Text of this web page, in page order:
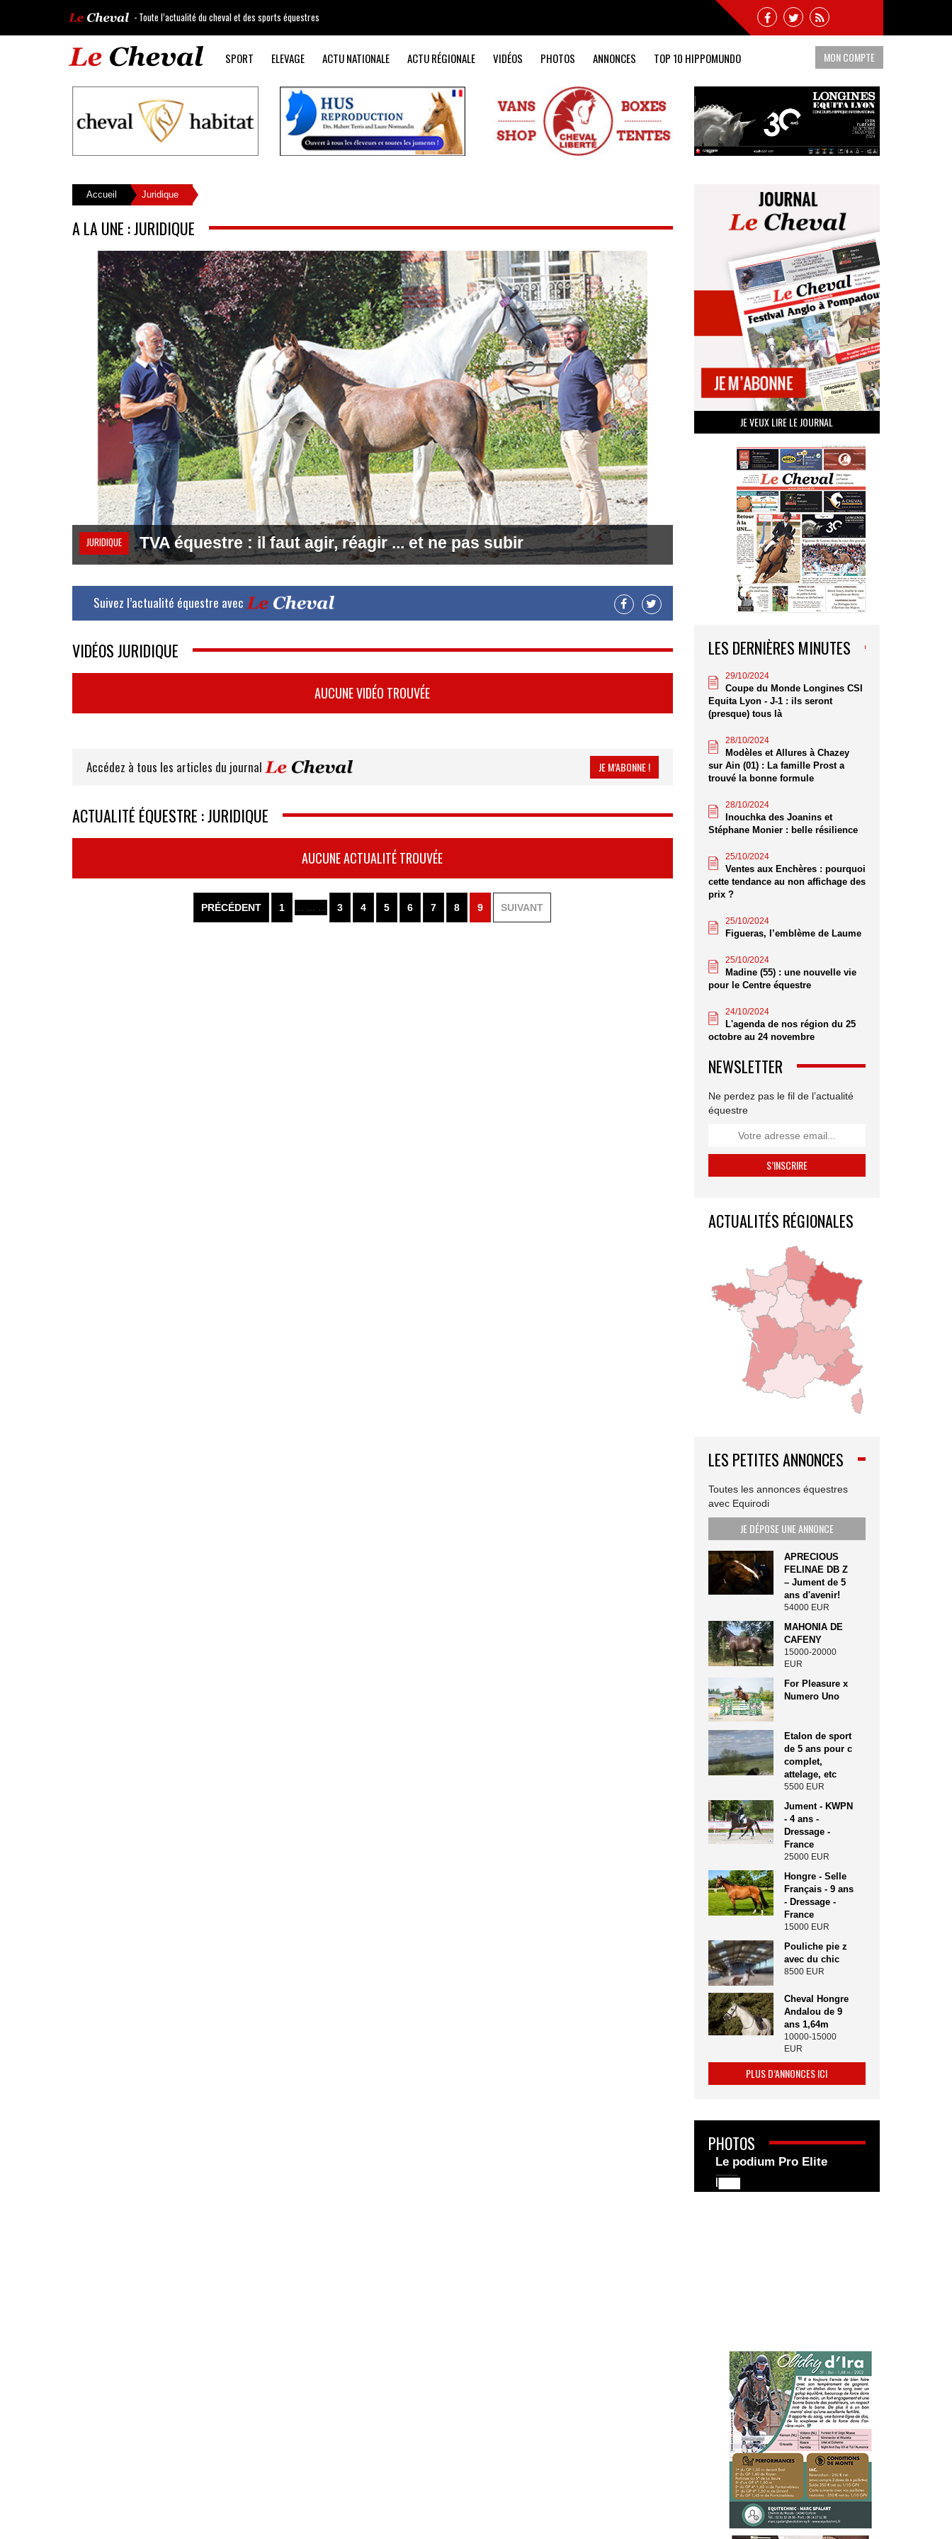
- Toute l’actualité du cheval et des sports équestres
SPORT ELEVAGE ACTU NATIONALE ACTU RÉGIONALE VIDÉOS PHOTOS ANNONCES TOP 10 HIPPOMUNDO MON COMPTE
Accueil Juridique
A LA UNE : JURIDIQUE
JURIDIQUE TVA équestre : il faut agir, réagir ... et ne pas subir
Suivez l’actualité équestre avec
VIDÉOS JURIDIQUE
AUCUNE VIDÉO TROUVÉE
Accédez à tous les articles du journal JE M’ABONNE !
ACTUALITÉ ÉQUESTRE : JURIDIQUE
AUCUNE ACTUALITÉ TROUVÉE
PRÉCÉDENT 1 ... ... ... 3 4 5 6 7 8 9 SUIVANT
JE VEUX LIRE LE JOURNAL
LES DERNIÈRES MINUTES
29/10/2024
Coupe du Monde Longines CSI
Equita Lyon - J-1 : ils seront
(presque) tous là
28/10/2024
Modèles et Allures à Chazey
sur Ain (01) : La famille Prost a
trouvé la bonne formule
28/10/2024
Inouchka des Joanins et
Stéphane Monier : belle résilience
25/10/2024
Ventes aux Enchères : pourquoi
cette tendance au non affichage des
prix ?
25/10/2024
Figueras, l’emblème de Laume
25/10/2024
Madine (55) : une nouvelle vie
pour le Centre équestre
24/10/2024
L'agenda de nos région du 25
octobre au 24 novembre
NEWSLETTER
Ne perdez pas le fil de l’actualité
équestre
ACTUALITÉS RÉGIONALES
LES PETITES ANNONCES
Toutes les annonces équestres
avec Equirodi
JE DÉPOSE UNE ANNONCE
APRECIOUS
FELINAE DB Z
– Jument de 5
ans d'avenir!
54000 EUR
MAHONIA DE
CAFENY
15000-20000
EUR
For Pleasure x
Numero Uno
Etalon de sport
de 5 ans pour c
complet,
attelage, etc
5500 EUR
Jument - KWPN
- 4 ans -
Dressage -
France
25000 EUR
Hongre - Selle
Français - 9 ans
- Dressage -
France
15000 EUR
Pouliche pie z
avec du chic
8500 EUR
Cheval Hongre
Andalou de 9
ans 1,64m
10000-15000
EUR
PLUS D’ANNONCES ICI
PHOTOS
Le podium Pro Elite